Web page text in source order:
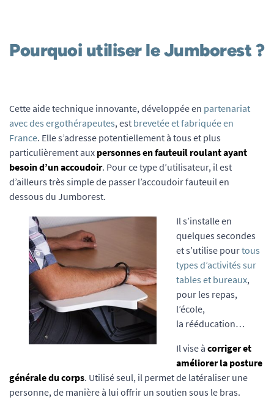
Pourquoi utiliser le Jumborest ?
Cette aide technique innovante, développée en partenariat
avec des ergothérapeutes, est brevetée et fabriquée en
France. Elle s’adresse potentiellement à tous et plus
particulièrement aux personnes en fauteuil roulant ayant
besoin d’un accoudoir. Pour ce type d’utilisateur, il est
d’ailleurs très simple de passer l’accoudoir fauteuil en
dessous du Jumborest.
Il s’installe en
quelques secondes
et s’utilise pourtous
types d’activités sur
tables et bureaux,
pour les repas,
l’école,
la rééducation…
Il vise à corriger et
améliorer la posture
générale du corps. Utilisé seul, il permet de latéraliser une
personne, de manière à lui offrir un soutien sous le bras.